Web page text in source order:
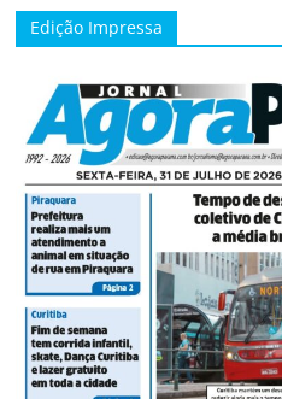
Edição Impressa